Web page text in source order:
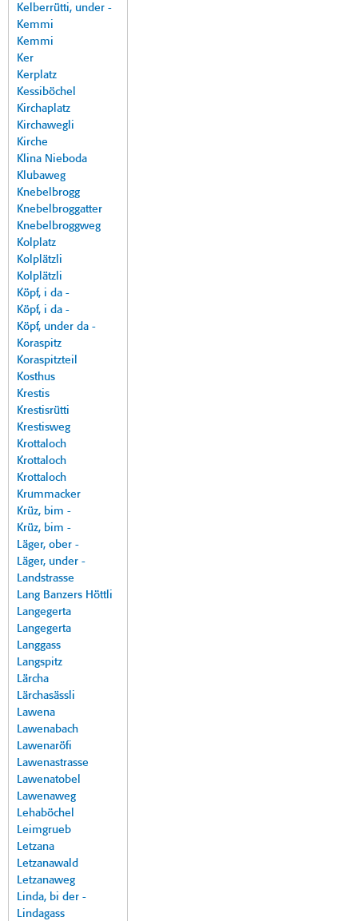
Kelberrütti, under -
Kemmi
Kemmi
Ker
Kerplatz
Kessiböchel
Kirchaplatz
Kirchawegli
Kirche
Klina Nieboda
Klubaweg
Knebelbrogg
Knebelbroggatter
Knebelbroggweg
Kolplatz
Kolplätzli
Kolplätzli
Köpf, i da -
Köpf, i da -
Köpf, under da -
Koraspitz
Koraspitzteil
Kosthus
Krestis
Krestisrütti
Krestisweg
Krottaloch
Krottaloch
Krottaloch
Krummacker
Krüz, bim -
Krüz, bim -
Läger, ober -
Läger, under -
Landstrasse
Lang Banzers Höttli
Langegerta
Langegerta
Langgass
Langspitz
Lärcha
Lärchasässli
Lawena
Lawenabach
Lawenaröfi
Lawenastrasse
Lawenatobel
Lawenaweg
Lehaböchel
Leimgrueb
Letzana
Letzanawald
Letzanaweg
Linda, bi der -
Lindagass